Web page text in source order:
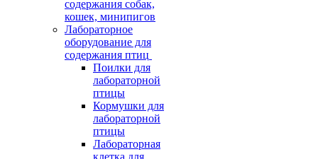
содержания собак,
кошек, минипигов
Лабораторное
оборудование для
содержания птиц
Поилки для
лабораторной
птицы
Кормушки для
лабораторной
птицы
Лабораторная
клетка для